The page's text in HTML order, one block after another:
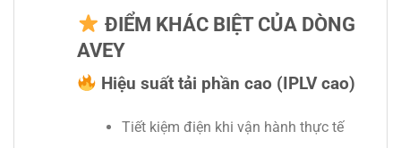
ĐIỂM KHÁC BIỆT CỦA DÒNG
AVEY
Hiệu suất tải phần cao (IPLV cao)
Tiết kiệm điện khi vận hành thực tế